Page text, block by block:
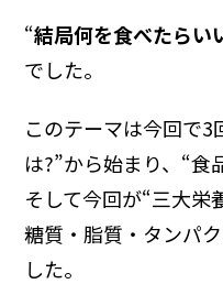
“結局何を食べたらい
でした。
このテーマは今回で3
は?”から始まり、“食
そして今回が“三大栄
糖質・脂質・タンパ
した。